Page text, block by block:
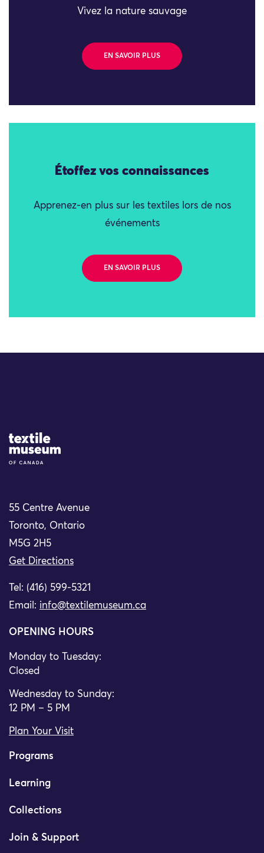
Vivez la nature sauvage
EN SAVOIR PLUS
Étoffez vos connaissances
Apprenez-en plus sur les textiles lors de nos
événements
EN SAVOIR PLUS
Site Logo
55 Centre Avenue
Toronto, Ontario
M5G 2H5
Get Directions
Tel: (416) 599-5321
Email: info@textilemuseum.ca
OPENING HOURS
Monday to Tuesday:
Closed
Wednesday to Sunday:
12 PM – 5 PM
Plan Your Visit
Programs
Learning
Collections
Join & Support